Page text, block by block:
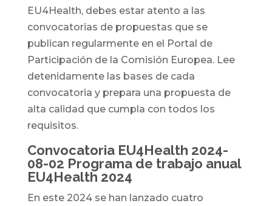
EU4Health, debes estar atento a las
convocatorias de propuestas que se
publican regularmente en el Portal de
Participación de la Comisión Europea. Lee
detenidamente las bases de cada
convocatoria y prepara una propuesta de
alta calidad que cumpla con todos los
requisitos.
Convocatoria EU4Health 2024-
08-02 Programa de trabajo anual
EU4Health 2024
En este 2024 se han lanzado cuatro